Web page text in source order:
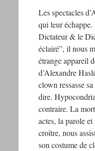
Les spectacles
qui leur échappe.
Dictateur & le
éclairé”, il nous
étrange appareil
d’Alexandre
clown ressasse
dire.
contraire. La
actes, la parole
croître, nous
son costume de